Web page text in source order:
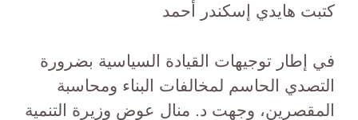
كتبت هايدي إسكندر أحمد
في إطار توجيهات القيادة السياسية بضرورة
التصدي الحاسم لمخالفات البناء ومحاسبة
المقصرين، وجهت د. منال عوض وزيرة التنمية